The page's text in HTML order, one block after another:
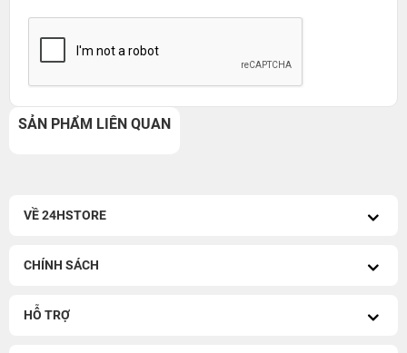
SẢN PHẨM LIÊN QUAN
VỀ 24HSTORE
CHÍNH SÁCH
HỖ TRỢ